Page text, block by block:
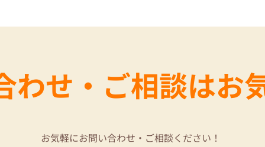
わせ・ご相談はお
お気軽にお問い合わせ・ご相談ください！